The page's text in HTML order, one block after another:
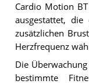
Cardio Motion
ausgestattet,
zusätzlichen
Herzfrequenz
Die
bestimmte